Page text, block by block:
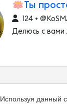
🪷Ты
124 •
Делюсь с вами
Используя данный